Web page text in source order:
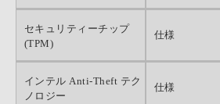
セキュリティーチップ
(TPM)
仕様
インテル Anti-Theft テク
ノロジー
仕様